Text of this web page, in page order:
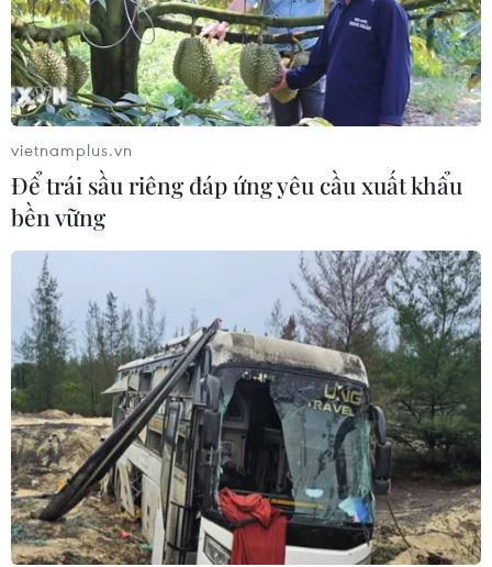
Chưa có bằng chứng truyền máu trẻ
giúp chống lão hóa
06/08/2026 23:16
Xung đột Israel-Hamas: Ít nhất 300
trẻ em thiệt mạng trong 300 ngày
qua
06/08/2026 22:56
Nước thải từ máy bay có thể giúp
phát hiện sớm nguy cơ đại dịch
06/08/2026 22:30
Tây Ban Nha: 100 người thiệt mạng
trong vụ vượt biển ồ ạt vào Ceuta
vietnamplus.vn
Để trái sầu riêng đáp ứng yêu cầu xuất khẩu
bền vững